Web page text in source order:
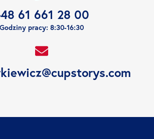
61 661 28 00
Godziny pracy: 8:30-16:30